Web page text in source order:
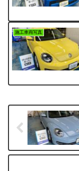
施工車両写真